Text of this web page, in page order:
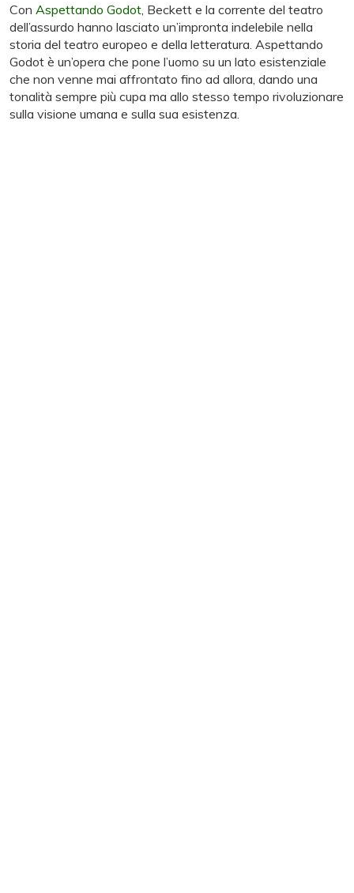
Con Aspettando Godot , Beckett e la corrente del teatro
dell’assurdo hanno lasciato un’impronta indelebile nella
storia del teatro europeo e della letteratura. Aspettando
Godot è un’opera che pone l’uomo su un lato esistenziale
che non venne mai affrontato fino ad allora, dando una
tonalità sempre più cupa ma allo stesso tempo rivoluzionare
sulla visione umana e sulla sua esistenza.